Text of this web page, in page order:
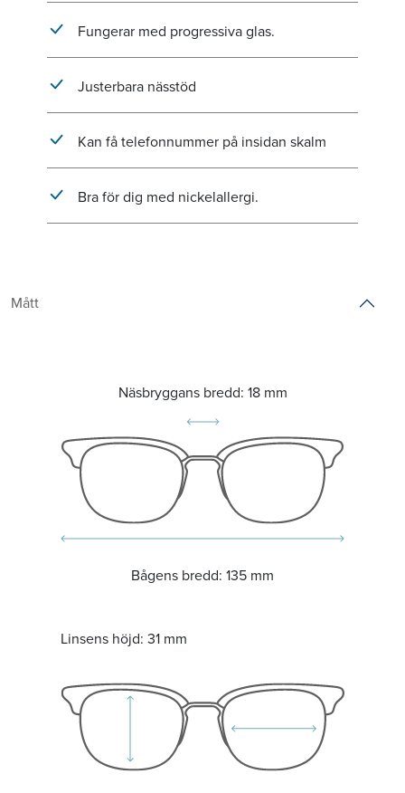
Fungerar med progressiva glas.
Justerbara nässtöd
Kan få telefonnummer på insidan skalm
Bra för dig med nickelallergi.
Mått
Näsbryggans bredd: 18 mm
Bågens bredd: 135 mm
Linsens höjd: 31 mm